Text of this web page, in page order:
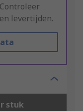
levertijden.
stuk